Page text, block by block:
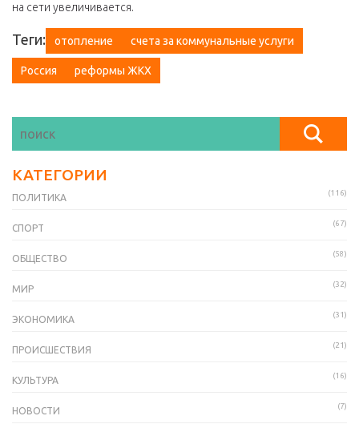
на сети увеличивается.
Теги: отопление счета за коммунальные услуги
Россия реформы ЖКХ
КАТЕГОРИИ
ПОЛИТИКА (116)
СПОРТ (67)
ОБЩЕСТВО (58)
МИР (32)
ЭКОНОМИКА (31)
ПРОИСШЕСТВИЯ (21)
КУЛЬТУРА (16)
НОВОСТИ (7)